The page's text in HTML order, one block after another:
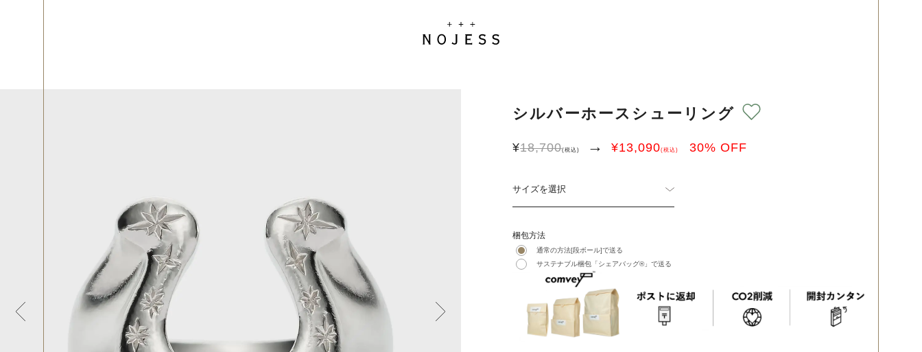
シルバーホースシューリング
¥18,700(税込) → ¥13,090(税込) 30% OFF
サイズを選択
梱包方法
通常の方法[段ボール]で送る
サステナブル梱包「シェアバッグ®︎」で送る